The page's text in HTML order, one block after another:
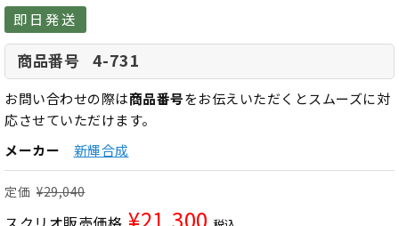
即日発送
商品番号 4-731
お問い合わせの際は商品番号をお伝えいただくとスムーズに対
応させていただけます。
メーカー
新輝合成
定価 ¥29,040
¥21,300